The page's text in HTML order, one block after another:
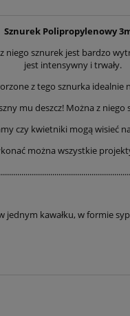
Sznurek Polipropylenowy
sznurek jest bardzo
jest intensywny i trwały.
z tego sznurka idealnie
mu deszcz! Można z
czy kwietniki mogą wisieć
można wszystkie
jednym kawałku, w formie